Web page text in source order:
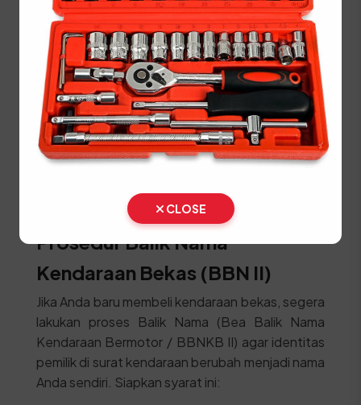
cek fisik.
Lakukan pembayaran pajak dan biaya PNBP
pelat nomor di kasir.
Ambil STNK, SKPD, dan Plat Nomor (TNKB)
baru di loket penyerahan.
⚠️ Kendaraan fisik wajib dibawa langsung ke lokasi
rangka dan mesin oleh petugas berwenang.
Prosedur Balik Nama
Kendaraan Bekas (BBN II)
Jika Anda baru membeli kendaraan bekas, segera
lakukan proses Balik Nama (Bea Balik Nama
Kendaraan Bermotor / BBNKB II) agar identitas
pemilik di surat kendaraan berubah menjadi nama
Anda sendiri. Siapkan syarat ini:
CLOSE